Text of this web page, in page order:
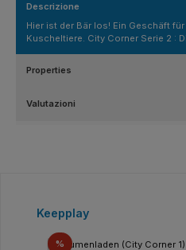
Descrizione
Hier ist der Bär los! Ein Geschäft
Kuscheltiere. City Corner Serie 2 :
Properties
Valutazioni
Salta la galleria dei prodotti
Keepplay
%Sconto